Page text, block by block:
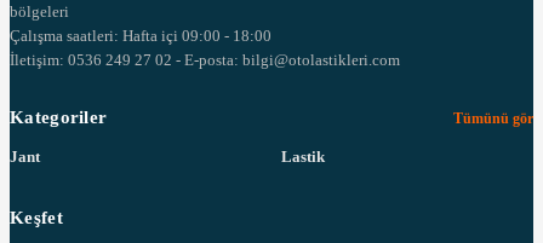
bölgeleri
Çalışma saatleri: Hafta içi 09:00 - 18:00
İletişim: 0536 249 27 02 - E-posta: bilgi@otolastikleri.com
Kategoriler Tümünü gör
Jant Lastik
Keşfet